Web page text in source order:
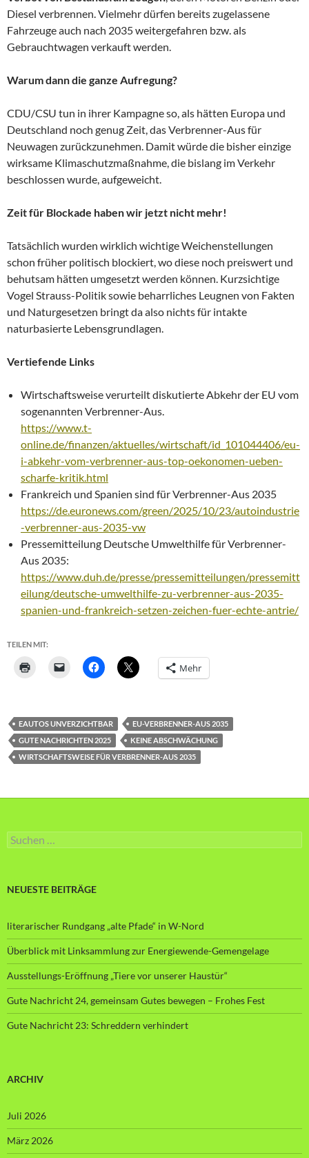
Diesel verbrennen. Vielmehr dürfen bereits zugelassene
Fahrzeuge auch nach 2035 weitergefahren bzw. als
Gebrauchtwagen verkauft werden.
Warum dann die ganze Aufregung?
CDU/CSU tun in ihrer Kampagne so, als hätten Europa und
Deutschland noch genug Zeit, das Verbrenner-Aus für
Neuwagen zurückzunehmen. Damit würde die bisher einzige
wirksame Klimaschutzmaßnahme, die bislang im Verkehr
beschlossen wurde, aufgeweicht.
Zeit für Blockade haben wir jetzt nicht mehr!
Tatsächlich wurden wirklich wichtige Weichenstellungen
schon früher politisch blockiert, wo diese noch preiswert und
behutsam hätten umgesetzt werden können. Kurzsichtige
Vogel Strauss-Politik sowie beharrliches Leugnen von Fakten
und Naturgesetzen bringt da also nichts für intakte
naturbasierte Lebensgrundlagen.
Vertiefende Links
Wirtschaftsweise verurteilt diskutierte Abkehr der EU vom
sogenannten Verbrenner-Aus.
https://www.t-
online.de/finanzen/aktuelles/wirtschaft/id_101044406/eu-
i-abkehr-vom-verbrenner-aus-top-oekonomen-ueben-
scharfe-kritik.html
Frankreich und Spanien sind für Verbrenner-Aus 2035
https://de.euronews.com/green/2025/10/23/autoindustrie
-verbrenner-aus-2035-vw
Pressemitteilung Deutsche Umwelthilfe für Verbrenner-
Aus 2035:
https://www.duh.de/presse/pressemitteilungen/pressemitt
eilung/deutsche-umwelthilfe-zu-verbrenner-aus-2035-
spanien-und-frankreich-setzen-zeichen-fuer-echte-antrie/
TEILEN MIT:
Mehr
EAUTOS UNVERZICHTBAR
EU-VERBRENNER-AUS 2035
GUTE NACHRICHTEN 2025
KEINE ABSCHWÄCHUNG
WIRTSCHAFTSWEISE FÜR VERBRENNER-AUS 2035
Suche
nach:
NEUESTE BEITRÄGE
literarischer Rundgang „alte Pfade“ in W-Nord
Überblick mit Linksammlung zur Energiewende-Gemengelage
Ausstellungs-Eröffnung „Tiere vor unserer Haustür“
Gute Nachricht 24, gemeinsam Gutes bewegen – Frohes Fest
Gute Nachricht 23: Schreddern verhindert
ARCHIV
Juli 2026
März 2026